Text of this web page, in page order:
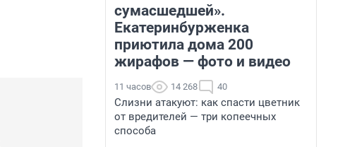
сумасшедшей».
Екатеринбурженка
приютила дома 200
жирафов — фото и видео
11 часов 14 268 40
Слизни атакуют: как спасти цветник
от вредителей — три копеечных
способа